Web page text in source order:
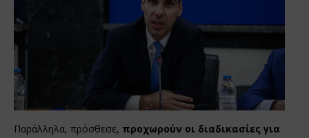
Παράλληλα, πρόσθεσε, προχωρούν οι διαδικασίες για